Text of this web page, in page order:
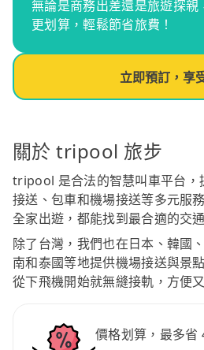
無論是商務出差還是旅遊探
更划算，輕鬆節省旅費！
立即預訂，享
關於 tripool 旅步
tripool 是合法的智慧叫車平台，
接送、包車和機場接送等多元服
全家出遊，都能找到最合適的交
除了台灣，我們也在日本、韓國
南和泰國等地提供機場接送與景
從下飛機開始就無縫接軌，方便
價格划算，最多省